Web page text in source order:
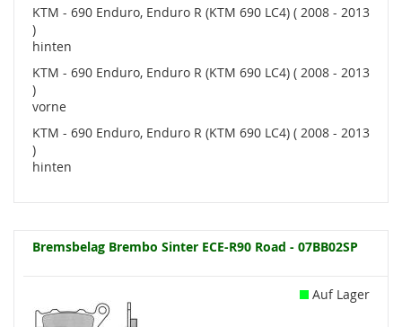
KTM - 690 Enduro, Enduro R (KTM 690 LC4) ( 2008 - 2013
)
hinten
KTM - 690 Enduro, Enduro R (KTM 690 LC4) ( 2008 - 2013
)
vorne
KTM - 690 Enduro, Enduro R (KTM 690 LC4) ( 2008 - 2013
)
hinten
Bremsbelag Brembo Sinter ECE-R90 Road - 07BB02SP
Auf Lager